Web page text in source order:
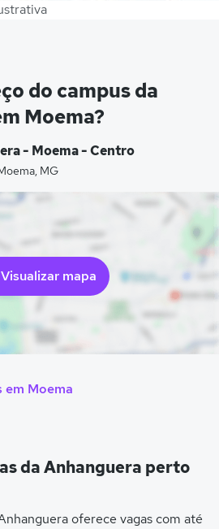
do campus da
Moema?
- Moema - Centro
MG
Visualizar mapa
em Moema
da Anhanguera perto
oferece vagas com até